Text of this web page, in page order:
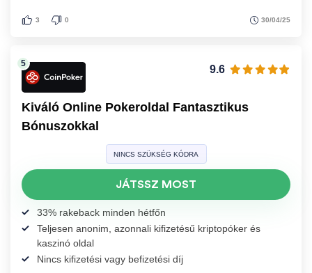
30/04/25
3 0
Kiváló Online Pokeroldal Fantasztikus
Bónuszokkal
33% rakeback minden hétfőn
Teljesen anonim, azonnali kifizetésű kriptopóker és
kaszinó oldal
Nincs kifizetési vagy befizetési díj
9.6
NINCS SZÜKSÉG KÓDRA
JÁTSSZ MOST